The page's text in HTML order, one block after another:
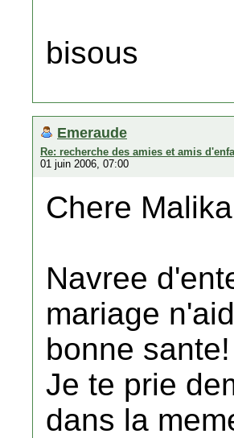
bisous
Emeraude
Re: recherche des amies et amis
01 juin 2006, 07:00
Chere
Navree
mariage
bonne sante!
Je te prie
dans la